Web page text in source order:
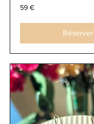
59
euros
59 €
Réserver